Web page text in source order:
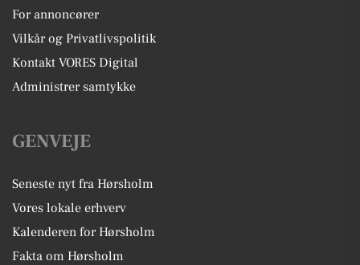
For annoncører
Vilkår og Privatlivspolitik
Kontakt VORES Digital
Administrer samtykke
GENVEJE
Seneste nyt fra Hørsholm
Vores lokale erhverv
Kalenderen for Hørsholm
Fakta om Hørsholm